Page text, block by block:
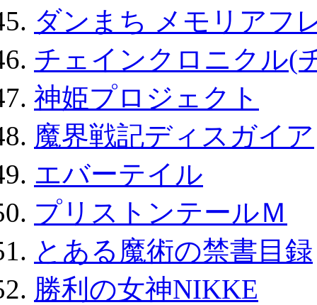
ダンまち メモリアフ
チェインクロニクル(
神姫プロジェクト
魔界戦記ディスガイア
エバーテイル
プリストンテールＭ
とある魔術の禁書目録
勝利の女神NIKKE